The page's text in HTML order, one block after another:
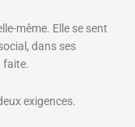
même. Elle se sent
dans ses
faite.
exigences.